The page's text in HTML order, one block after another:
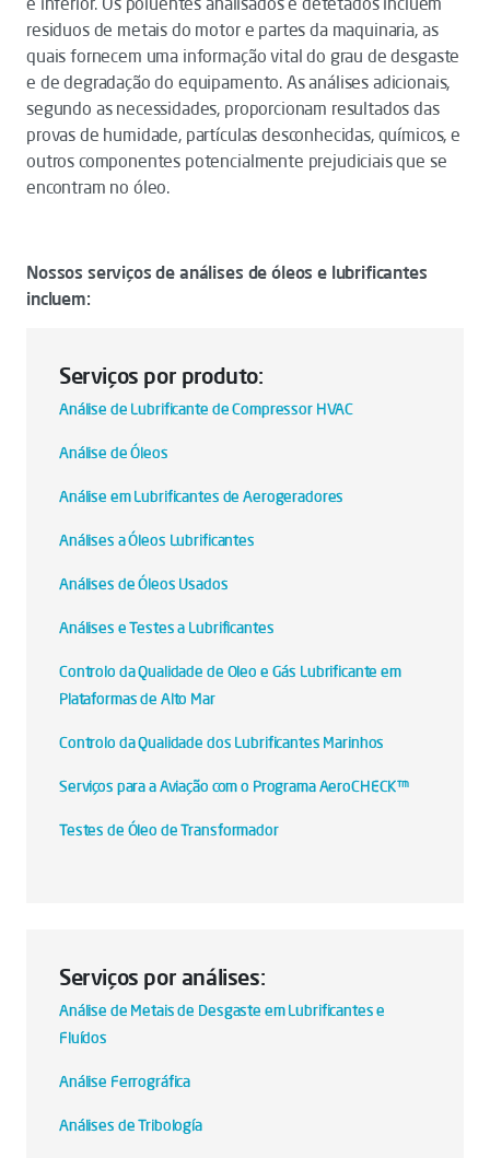
residuos de metais do motor e partes da maquinaria, as
quais fornecem uma informação vital do grau de desgaste
e de degradação do equipamento. As análises adicionais,
segundo as necessidades, proporcionam resultados das
provas de humidade, partículas desconhecidas, químicos, e
outros componentes potencialmente prejudiciais que se
encontram no óleo.
Nossos serviços de análises de óleos e lubrificantes
incluem:
Serviços por produto:
Análise de Lubrificante de Compressor HVAC
Análise de Óleos
Análise em Lubrificantes de Aerogeradores
Análises a Óleos Lubrificantes
Análises de Óleos Usados
Análises e Testes a Lubrificantes
Controlo da Qualidade de Oleo e Gás Lubrificante em
Plataformas de Alto Mar
Controlo da Qualidade dos Lubrificantes Marinhos
Serviços para a Aviação com o Programa AeroCHECK™
Testes de Óleo de Transformador
Serviços por análises:
Análise de Metais de Desgaste em Lubrificantes e
Fluídos
Análise Ferrográfica
Análises de Tribología